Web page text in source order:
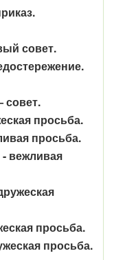
совет.
совет.
просьба.
просьба.
- вежливая
просьба.
просьба.